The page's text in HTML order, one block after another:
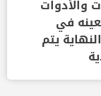
والأدوات
في
يتم